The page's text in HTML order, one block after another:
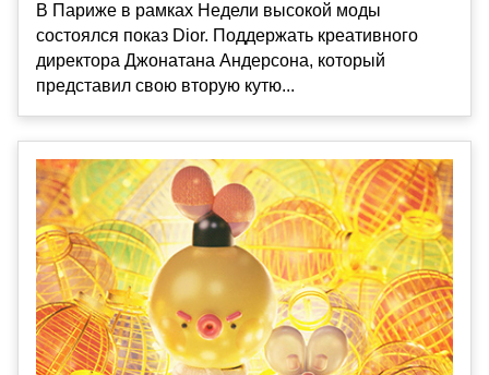
В Париже в рамках Недели высокой моды
состоялся показ Dior. Поддержать креативного
директора Джонатана Андерсона, который
представил свою вторую кутю...